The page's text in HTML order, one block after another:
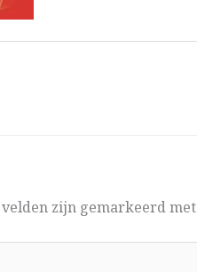
zijn gemarkeerd met